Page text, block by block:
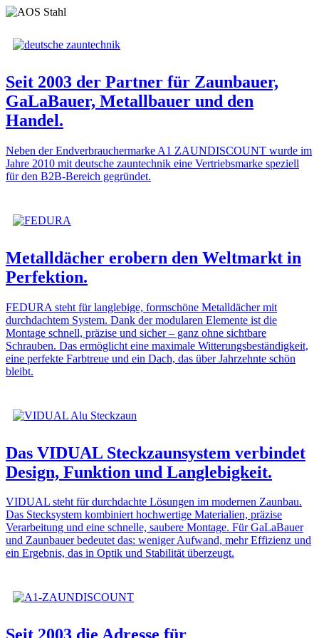
Seit 2003 der Partner für Zaunbauer,
GaLaBauer, Metallbauer und den
Handel.
Neben der Endverbrauchermarke A1 ZAUNDISCOUNT wurde im
Jahre 2010 mit deutsche zauntechnik eine Vertriebsmarke speziell
für den B2B‑Bereich gegründet.
Metalldächer erobern den Weltmarkt in
Perfektion.
FEDURA steht für langlebige, formschöne Metalldächer mit
durchdachtem System. Dank der modularen Elemente ist die
Montage schnell, präzise und sicher – ganz ohne sichtbare
Schrauben. Das ermöglicht eine maximale Witterungsbeständigkeit,
eine perfekte Farbtreue und ein Dach, das über Jahrzehnte schön
bleibt.
Das VIDUAL Steckzaunsystem verbindet
Design, Funktion und Langlebigkeit.
VIDUAL steht für durchdachte Lösungen im modernen Zaunbau.
Das Stecksystem kombiniert hochwertige Materialien, präzise
Verarbeitung und eine schnelle, saubere Montage. Für GaLaBauer
und Zaunbauer bedeutet das: weniger Aufwand, mehr Effizienz und
ein Ergebnis, das in Optik und Stabilität überzeugt.